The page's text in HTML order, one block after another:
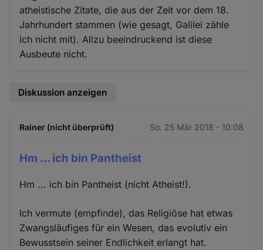
atheistische Zitate, die aus der Zeit vor dem 18.
Jahrhundert stammen (wie gesagt, Galilei zähle
ich nicht mit). Allzu beeindruckend ist diese
Ausbeute nicht.
Diskussion anzeigen
Rainer (nicht überprüft) So. 25 Mär 2018 - 10:08
Hm ... ich bin Pantheist
Hm ... ich bin Pantheist (nicht Atheist!).
Ich vermute (empfinde), das Religiöse hat etwas
Zwangsläufiges für ein Wesen, das evolutiv ein
Bewusstsein seiner Endlichkeit erlangt hat.